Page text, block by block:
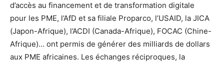
d’accès au financement et de transformation digitale
pour les PME, l’AfD et sa filiale Proparco, l’USAID, la JICA
(Japon-Afrique), l’ACDI (Canada-Afrique), FOCAC (Chine-
Afrique)… ont permis de générer des milliards de dollars
aux PME africaines. Les échanges réciproques, la